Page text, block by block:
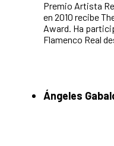
Premio Artista
en 2010 recibe
Award. Ha
Flamenco Real
Ángeles